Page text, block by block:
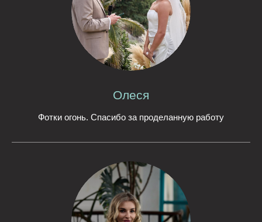
Олеся
Фотки огонь. Спасибо за проделанную работу